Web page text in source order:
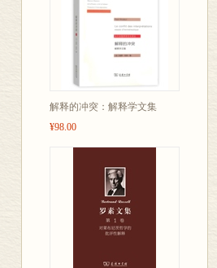
解释的冲突：解释学文集
¥98.00